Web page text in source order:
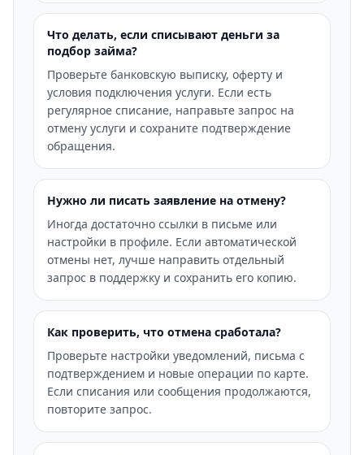
Что делать, если списывают деньги за
подбор займа?
Проверьте банковскую выписку, оферту и
условия подключения услуги. Если есть
регулярное списание, направьте запрос на
отмену услуги и сохраните подтверждение
обращения.
Нужно ли писать заявление на отмену?
Иногда достаточно ссылки в письме или
настройки в профиле. Если автоматической
отмены нет, лучше направить отдельный
запрос в поддержку и сохранить его копию.
Как проверить, что отмена сработала?
Проверьте настройки уведомлений, письма с
подтверждением и новые операции по карте.
Если списания или сообщения продолжаются,
повторите запрос.